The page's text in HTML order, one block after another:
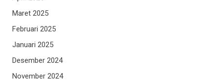
Maret 2025
Februari 2025
Januari 2025
Desember 2024
November 2024